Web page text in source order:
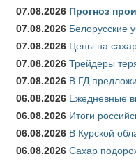
07.08.2026 Прогноз
07.08.2026 Белорусские
07.08.2026 Цены на
07.08.2026 Трейдеры
07.08.2026 В ГД
06.08.2026 Ежедневные
06.08.2026 Итоги
06.08.2026 В Курской
06.08.2026 Сахар